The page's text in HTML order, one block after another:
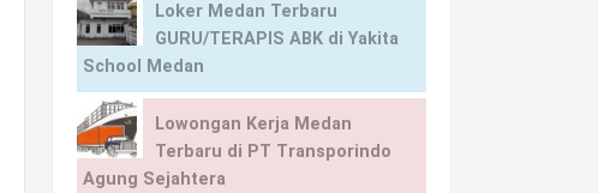
Loker Medan Terbaru
GURU/TERAPIS ABK di Yakita
School Medan
Lowongan Kerja Medan
Terbaru di PT Transporindo
Agung Sejahtera